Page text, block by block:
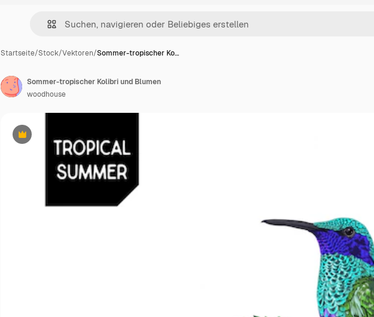
Startseite/Stock/Vektoren/Sommer-tropischer Ko…
Premium
Sommer-tropischer Kolibri und Blumen
woodhouse